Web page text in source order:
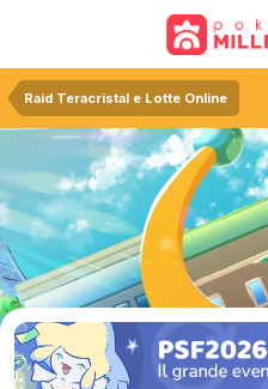
Raid Teracristal e Lotte Online